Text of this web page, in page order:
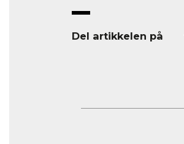
Del artikkelen på